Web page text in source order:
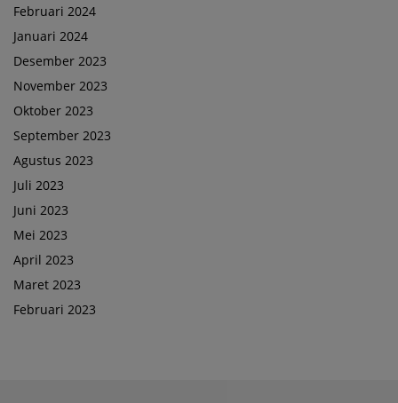
Februari 2024
Januari 2024
Desember 2023
November 2023
Oktober 2023
September 2023
Agustus 2023
Juli 2023
Juni 2023
Mei 2023
April 2023
Maret 2023
Februari 2023